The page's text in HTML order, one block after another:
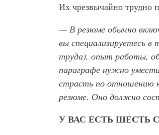
Их чрезвычайно трудно
— В резюме обычно
вы специализируетесь
труда), опыт работы,
параграфе нужно
страсть по отношению
резюме. Оно должно
У ВАС ЕСТЬ ШЕСТЬ